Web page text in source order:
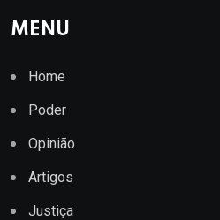
MENU
Home
Poder
Opinião
Artigos
Justiça